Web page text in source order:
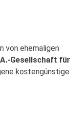
von ehemaligen
Gesellschaft für
kostengünstige